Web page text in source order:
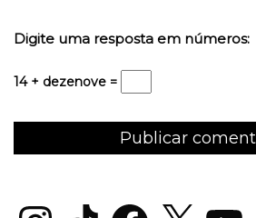
Digite uma resposta em números:
14 + dezenove =
InstagramTikTok Facebook
X YouTube